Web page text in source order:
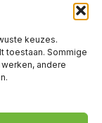
keuzes.
toestaan. Sommige
andere